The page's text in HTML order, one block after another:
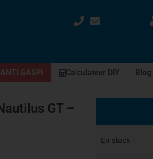
ANTI GASPI Calculateur DIY Blog
GT –
En stock